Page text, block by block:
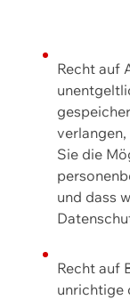
Recht auf
Sie die
und dass
Recht auf
unrichtige